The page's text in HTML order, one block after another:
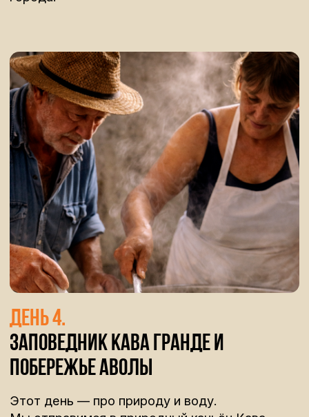
День 6.
Возвращение
Утром — трансфер в аэропорт Катании.
При желании можно остаться на Сицилии
ещё на несколько дней.
Организаторы оставляют за собой право
корректировать маршруты в случае
непредвиденных обстоятельств (погодные
условия, состояние дорог и т. д.), чтобы
обеспечить безопасность и комфорт
участников.
маршрут ваших
ярких впечатлений